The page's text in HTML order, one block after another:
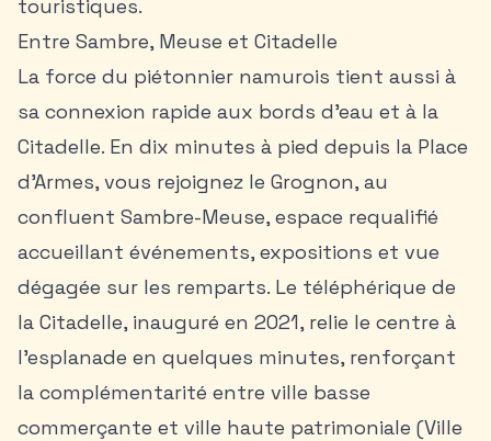
touristiques.
Entre Sambre, Meuse et Citadelle
La force du piétonnier namurois tient aussi à
sa connexion rapide aux bords d’eau et à la
Citadelle. En dix minutes à pied depuis la Place
d’Armes, vous rejoignez le Grognon, au
confluent Sambre-Meuse, espace requalifié
accueillant événements, expositions et vue
dégagée sur les remparts. Le téléphérique de
la Citadelle, inauguré en 2021, relie le centre à
l’esplanade en quelques minutes, renforçant
la complémentarité entre ville basse
commerçante et ville haute patrimoniale (Ville